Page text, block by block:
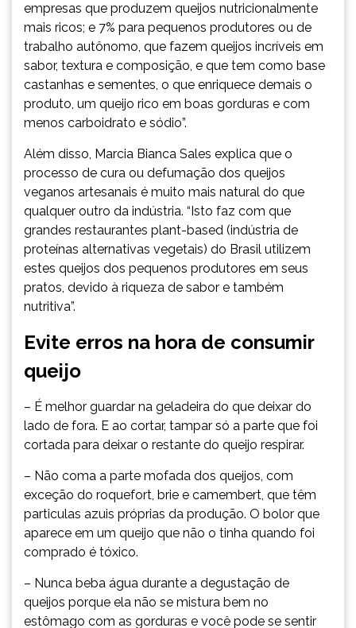
empresas que produzem queijos nutricionalmente
mais ricos; e 7% para pequenos produtores ou de
trabalho autônomo, que fazem queijos incríveis em
sabor, textura e composição, e que tem como base
castanhas e sementes, o que enriquece demais o
produto, um queijo rico em boas gorduras e com
menos carboidrato e sódio”.
Além disso, Marcia Bianca Sales explica que o
processo de cura ou defumação dos queijos
veganos artesanais é muito mais natural do que
qualquer outro da indústria. “Isto faz com que
grandes restaurantes plant-based (indústria de
proteínas alternativas vegetais) do Brasil utilizem
estes queijos dos pequenos produtores em seus
pratos, devido à riqueza de sabor e também
nutritiva”.
Evite erros na hora de consumir
queijo
– É melhor guardar na geladeira do que deixar do
lado de fora. E ao cortar, tampar só a parte que foi
cortada para deixar o restante do queijo respirar.
– Não coma a parte mofada dos queijos, com
exceção do roquefort, brie e camembert, que têm
particulas azuis próprias da produção. O bolor que
aparece em um queijo que não o tinha quando foi
comprado é tóxico.
– Nunca beba água durante a degustação de
queijos porque ela não se mistura bem no
estômago com as gorduras e você pode se sentir